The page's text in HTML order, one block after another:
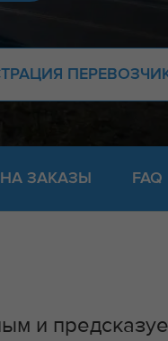
ЗАКАЗЫ FAQ
и